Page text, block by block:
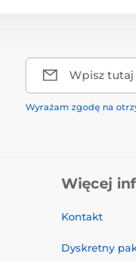
Wpisz
Wyrażam zgodę na
Więcej
Kontakt
Dyskretny